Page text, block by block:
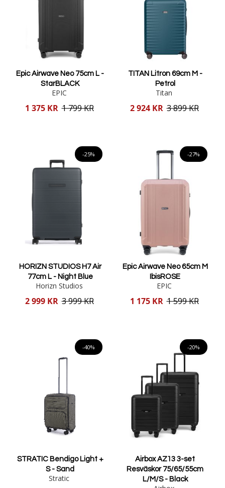
Epic Airwave Neo 75cm L -
StarBLACK
EPIC
Reducerat
1 375 KR 1 799 KR
TITAN Litron 69cm M -
Petrol
Titan
Reducerat
2 924 KR 3 899 KR
-25%
HORIZN STUDIOS H7 Air
77cm L - Night Blue
Horizn Studios
Reducerat
2 999 KR 3 999 KR
-27%
Epic Airwave Neo 65cm M
IbisROSE
EPIC
Reducerat
1 175 KR 1 599 KR
-40%
STRATIC Bendigo Light +
S - Sand
Stratic
-20%
Airbox AZ13 3-set
Resväskor 75/65/55cm
L/M/S - Black